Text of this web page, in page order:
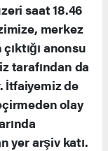
saat 18.46
merkez
anonsu
tarafından da
İtfaiyemiz de
olay
yer arşiv katı.